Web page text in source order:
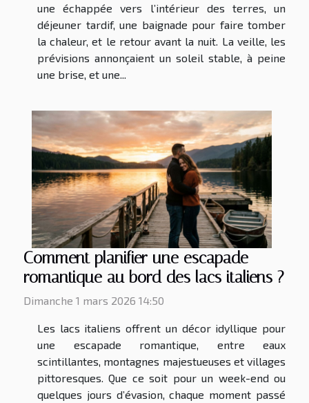
une échappée vers l’intérieur des terres, un
déjeuner tardif, une baignade pour faire tomber
la chaleur, et le retour avant la nuit. La veille, les
prévisions annonçaient un soleil stable, à peine
une brise, et une...
Comment planifier une escapade
romantique au bord des lacs italiens ?
Dimanche 1 mars 2026 14:50
Les lacs italiens offrent un décor idyllique pour
une escapade romantique, entre eaux
scintillantes, montagnes majestueuses et villages
pittoresques. Que ce soit pour un week-end ou
quelques jours d’évasion, chaque moment passé